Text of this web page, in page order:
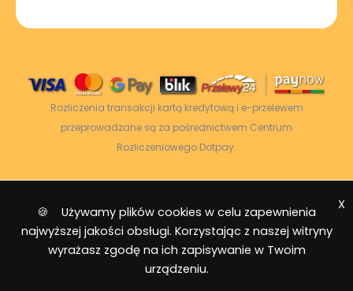
Rozliczenia transakcji kartą kredytową i e-przelewem
przeprowadzane są za pośrednictwem Centrum
Rozliczeniowego Dotpay.
2026 © Power Energy -
Wszelkie prawa
zastrzeżone
|Mapa strony
🍪 Używamy plików cookies w celu zapewnienia
najwyższej jakości obsługi. Korzystając z naszej witryny
wyrażasz zgodę na ich zapisywanie w Twoim
urządzeniu.
X